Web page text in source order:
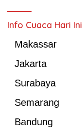
Info Cuaca Hari Ini
Makassar
Jakarta
Surabaya
Semarang
Bandung